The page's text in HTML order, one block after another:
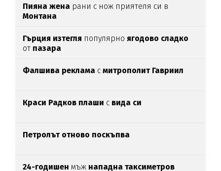
Пияна жена рани с нож приятеля си в
Монтана
Гърция изтегля популярно ягодово сладко
от пазара
Фалшива реклама смитрополит Гавриил
Краси Радков плаши с вида си
Петролът отново поскъпва
24-годишенмъж нападна таксиметров